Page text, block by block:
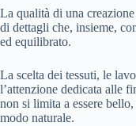
La qualità di una
di dettagli che, insieme,
ed equilibrato.
La scelta dei tessuti, le
l’attenzione dedicata alle
non si limita a essere
modo naturale.